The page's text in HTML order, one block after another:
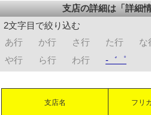
支店の詳細は「詳細
2文字目で絞り込む
あ行 か行 さ行 た行 な
や行
ら行 わ行 -゛゜
支店名 フリ